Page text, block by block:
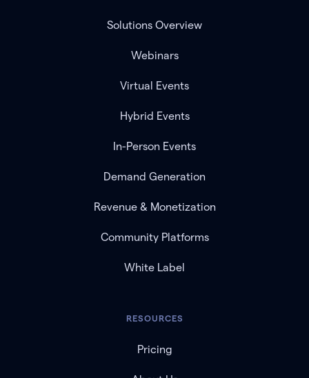
Solutions Overview
Webinars
Virtual Events
Hybrid Events
In-Person Events
Demand Generation
Revenue & Monetization
Community Platforms
White Label
RESOURCES
Pricing